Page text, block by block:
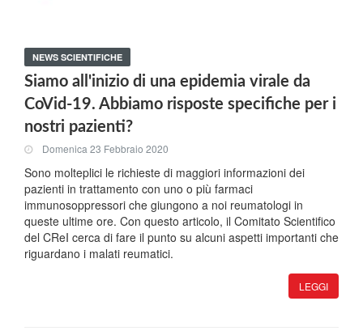
NEWS SCIENTIFICHE
Siamo all'inizio di una epidemia virale da
CoVid-19. Abbiamo risposte specifiche per i
nostri pazienti?
Domenica 23 Febbraio 2020
Sono molteplici le richieste di maggiori informazioni dei
pazienti in trattamento con uno o più farmaci
immunosoppressori che giungono a noi reumatologi in
queste ultime ore. Con questo articolo, il Comitato Scientifico
del CReI cerca di fare il punto su alcuni aspetti importanti che
riguardano i malati reumatici.
LEGGI